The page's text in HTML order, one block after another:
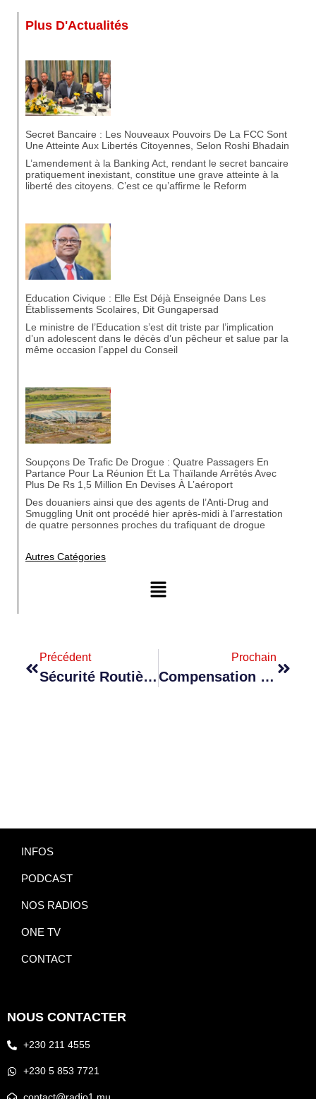
Plus D'Actualités
Secret Bancaire : Les Nouveaux Pouvoirs De La FCC Sont
Une Atteinte Aux Libertés Citoyennes, Selon Roshi Bhadain
L’amendement à la Banking Act, rendant le secret bancaire
pratiquement inexistant, constitue une grave atteinte à la
liberté des citoyens. C’est ce qu’affirme le Reform
Education Civique : Elle Est Déjà Enseignée Dans Les
Établissements Scolaires, Dit Gungapersad
Le ministre de l’Education s’est dit triste par l’implication
d’un adolescent dans le décès d’un pêcheur et salue par la
même occasion l’appel du Conseil
Soupçons De Trafic De Drogue : Quatre Passagers En
Partance Pour La Réunion Et La Thaïlande Arrêtés Avec
Plus De Rs 1,5 Million En Devises À L’aéroport
Des douaniers ainsi que des agents de l’Anti-Drug and
Smuggling Unit ont procédé hier après-midi à l’arrestation
de quatre personnes proches du trafiquant de drogue
Autres Catégories
Précédent
Sécurité Routière : IA Sur 150 Caméras Safe City
Prochain
Compensation Salariale : Reza Uteem Justifie Le Réajustement De Rs 635
INFOS
PODCAST
NOS RADIOS
ONE TV
CONTACT
NOUS CONTACTER
+230 211 4555
+230 5 853 7721